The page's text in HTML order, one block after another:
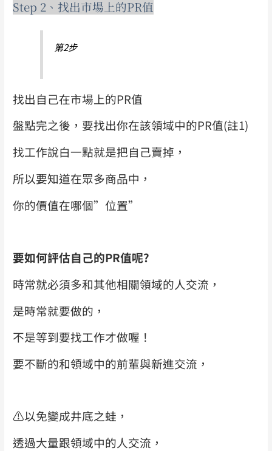
Step 2、找出市場上的PR值
第2步
找出自己在市場上的PR值
盤點完之後，要找出你在該領域中的PR值(註1)
找工作說白一點就是把自己賣掉，
所以要知道在眾多商品中，
你的價值在哪個”位置”
要如何評估自己的PR值呢?
時常就必須多和其他相關領域的人交流，
是時常就要做的，
不是等到要找工作才做喔！
要不斷的和領域中的前輩與新進交流，
⚠️以免變成井底之蛙，
透過大量跟領域中的人交流，